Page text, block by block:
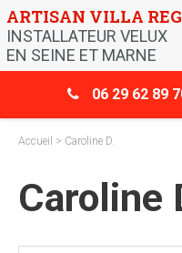
Skip
to
content
ARTISAN VILLA
INSTALLATEUR VELUX
EN SEINE ET MARNE
06 29 62 89
Accueil > Caroline D.
Caroline